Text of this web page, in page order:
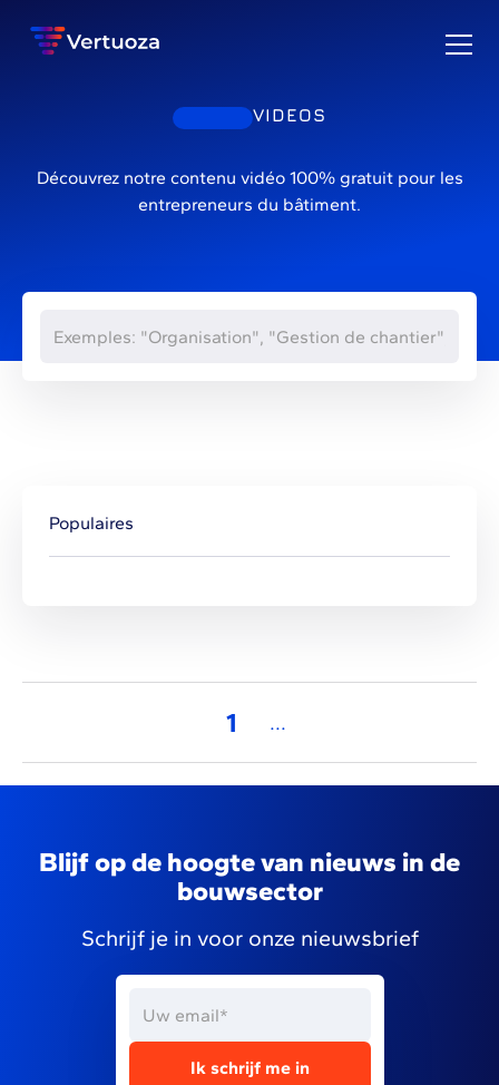
VIDEOS
Découvrez notre contenu vidéo 100% gratuit pour les
entrepreneurs du bâtiment.
Populaires
1 ...
Blijf op de hoogte van nieuws in de
bouwsector
Schrijf je in voor onze nieuwsbrief